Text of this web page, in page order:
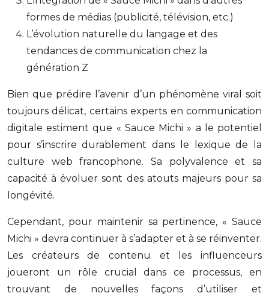
formes de médias (publicité, télévision, etc.)
L’évolution naturelle du langage et des
tendances de communication chez la
génération Z
Bien que prédire l’avenir d’un phénomène viral soit
toujours délicat, certains experts en communication
digitale estiment que « Sauce Michi » a le potentiel
pour s’inscrire durablement dans le lexique de la
culture web francophone. Sa polyvalence et sa
capacité à évoluer sont des atouts majeurs pour sa
longévité.
Cependant, pour maintenir sa pertinence, « Sauce
Michi » devra continuer à s’adapter et à se réinventer.
Les créateurs de contenu et les influenceurs
joueront un rôle crucial dans ce processus, en
trouvant de nouvelles façons d’utiliser et